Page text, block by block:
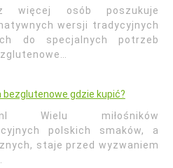
więcej osób poszukuje
wersji tradycyjnych
do specjalnych potrzeb
bezglutenowe gdzie kupić?
Wielu miłośników
polskich smaków, a
staje przed wyzwaniem